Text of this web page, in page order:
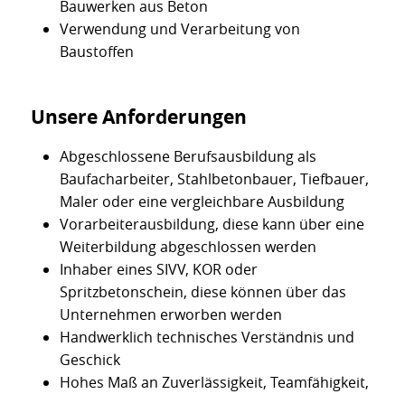
Bauwerken aus Beton
Verwendung und Verarbeitung von
Baustoffen
Unsere Anforderungen
Abgeschlossene Berufsausbildung als
Baufacharbeiter, Stahlbetonbauer, Tiefbauer,
Maler oder eine vergleichbare Ausbildung
Vorarbeiterausbildung, diese kann über eine
Weiterbildung abgeschlossen werden
Inhaber eines SIVV, KOR oder
Spritzbetonschein, diese können über das
Unternehmen erworben werden
Handwerklich technisches Verständnis und
Geschick
Hohes Maß an Zuverlässigkeit, Teamfähigkeit,